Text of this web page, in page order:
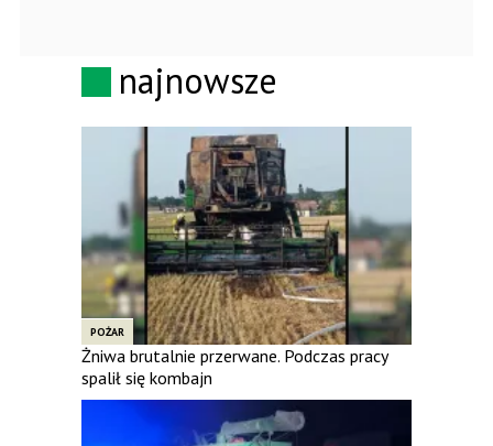
najnowsze
POŻAR
Żniwa brutalnie przerwane. Podczas pracy
spalił się kombajn